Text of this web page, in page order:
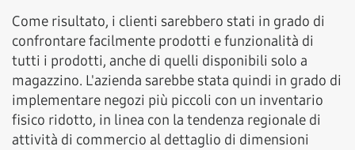
Come risultato, i clienti sarebbero stati in grado di
confrontare facilmente prodotti e funzionalità di
tutti i prodotti, anche di quelli disponibili solo a
magazzino. L'azienda sarebbe stata quindi in grado di
implementare negozi più piccoli con un inventario
fisico ridotto, in linea con la tendenza regionale di
attività di commercio al dettaglio di dimensioni